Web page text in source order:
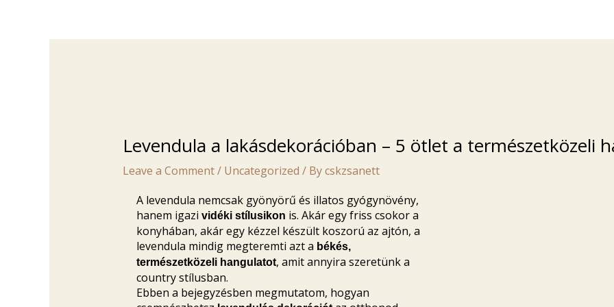
Levendula a lakásdekorációban – 5 ötlet a természetközeli
Leave a Comment/ Uncategorized / Bycskzsanett
A levendula nemcsak gyönyörű és illatos gyógynövény,
hanem igazi vidéki stílusikon is. Akár egy friss csokor a
konyhában, akár egy kézzel készült koszorú az ajtón, a
levendula mindig megteremti azt a békés,
természetközeli hangulatot, amit annyira szeretünk a
country stílusban.
Ebben a bejegyzésben megmutatom, hogyan